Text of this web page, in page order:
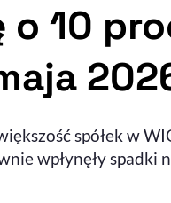
10
spółek w
wpłynęły spadki